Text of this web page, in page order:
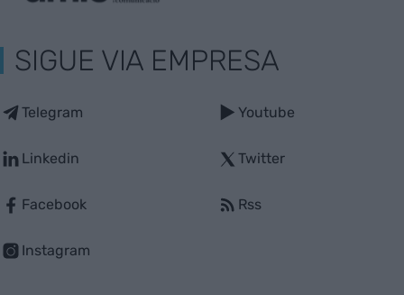
SIGUE VIA EMPRESA
Telegram
Linkedin
Facebook
Instagram
Youtube
Twitter
Rss